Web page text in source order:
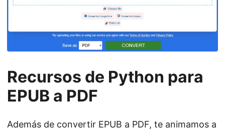
Recursos de Python para
EPUB a PDF
Además de convertir EPUB a PDF, te animamos a